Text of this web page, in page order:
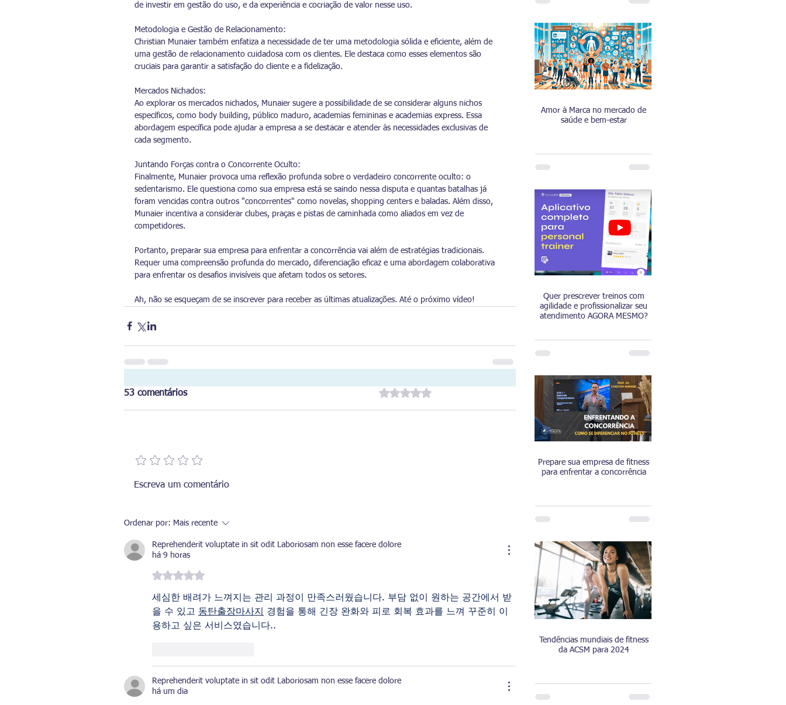
de investir em gestão do uso, e da experiência e cocriação de valor nesse uso.
Metodologia e Gestão de Relacionamento:
Christian Munaier também enfatiza a necessidade de ter uma metodologia sólida e eficiente, além de
uma gestão de relacionamento cuidadosa com os clientes. Ele destaca como esses elementos são
cruciais para garantir a satisfação do cliente e a fidelização.
Mercados Nichados:
Ao explorar os mercados nichados, Munaier sugere a possibilidade de se considerar alguns nichos
específicos, como body building, público maduro, academias femininas e academias express. Essa
abordagem específica pode ajudar a empresa a se destacar e atender às necessidades exclusivas de
cada segmento.
Juntando Forças contra o Concorrente Oculto:
Finalmente, Munaier provoca uma reflexão profunda sobre o verdadeiro concorrente oculto: o
sedentarismo. Ele questiona como sua empresa está se saindo nessa disputa e quantas batalhas já
foram vencidas contra outros "concorrentes" como novelas, shopping centers e baladas. Além disso,
Munaier incentiva a considerar clubes, praças e pistas de caminhada como aliados em vez de
competidores.
Portanto, preparar sua empresa para enfrentar a concorrência vai além de estratégias tradicionais.
Requer uma compreensão profunda do mercado, diferenciação eficaz e uma abordagem colaborativa
para enfrentar os desafios invisíveis que afetam todos os setores.
Ah, não se esqueçam de se inscrever para receber as últimas atualizações. Até o próximo vídeo!
53 comentários Avaliado com 0 de 5 estrelas.
Escreva um comentário
Ordenar por: Mais recente
Reprehenderit voluptate in sit odit Laboriosam non esse facere dolore
há 9 horas
Avaliado com 5 de 5 estrelas.
세심한 배려가 느껴지는 관리 과정이 만족스러웠습니다. 부담 없이 원하는 공간에서 받
을 수 있고 동탄출장마사지
경험을 통해 긴장 완화와 피로 회복 효과를 느껴 꾸준히 이
용하고 싶은 서비스였습니다..
Reprehenderit voluptate in sit odit Laboriosam non esse facere dolore
há um dia
Amor à Marca no mercado de
saúde e bem-estar
Quer prescrever treinos com
agilidade e profissionalizar seu
atendimento AGORA MESMO?
Prepare sua empresa de fitness
para enfrentar a concorrência
Tendências mundiais de fitness
da ACSM para 2024